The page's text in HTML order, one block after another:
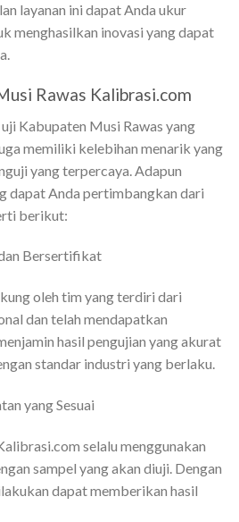
layanan ini dapat Anda ukur
menghasilkan inovasi yang dapat
Rawas Kalibrasi.com
Kabupaten Musi Rawas yang
memiliki kelebihan menarik yang
yang terpercaya. Adapun
dapat Anda pertimbangkan dari
berikut:
Bersertifikat
oleh tim yang terdiri dari
dan telah mendapatkan
hasil pengujian yang akurat
standar industri yang berlaku.
yang Sesuai
selalu menggunakan
sampel yang akan diuji. Dengan
dapat memberikan hasil